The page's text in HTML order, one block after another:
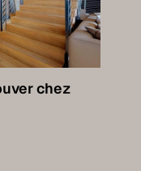
chez